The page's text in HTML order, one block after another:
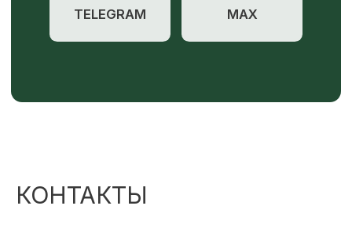
КОНТАКТЫ